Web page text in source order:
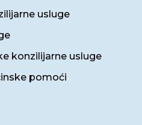
usluge
konzilijarne usluge
pomoći